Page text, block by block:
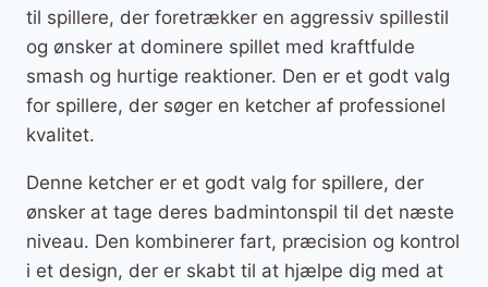
til spillere, der foretrækker en aggressiv spillestil
og ønsker at dominere spillet med kraftfulde
smash og hurtige reaktioner. Den er et godt valg
for spillere, der søger en ketcher af professionel
kvalitet.
Denne ketcher er et godt valg for spillere, der
ønsker at tage deres badmintonspil til det næste
niveau. Den kombinerer fart, præcision og kontrol
i et design, der er skabt til at hjælpe dig med at